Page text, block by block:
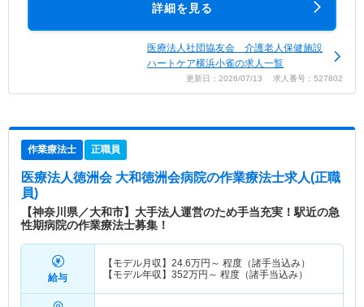
詳細を見る
医療法人社団協友会 介護老人保健施設
ハートケア横浜小雀の求人一覧
更新日：2026/07/13 求人番号：527802
作業療法士 正職員
医療法人徳洲会 大和徳洲会病院の作業療法士求人(正職
員)
【神奈川県／大和市】大手法人運営のため手当充実！駅近の急
性期病院の作業療法士募集！
給与
【モデル月収】 24.6万円～ 程度（諸手当込み）
【モデル年収】 352万円～ 程度（諸手当込み）